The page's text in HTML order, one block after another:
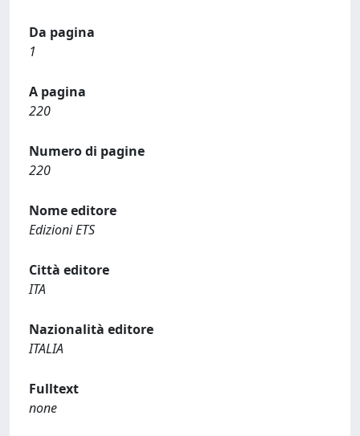
Da pagina
1
A pagina
220
Numero di pagine
220
Nome editore
Edizioni ETS
Città editore
ITA
Nazionalità editore
ITALIA
Fulltext
none